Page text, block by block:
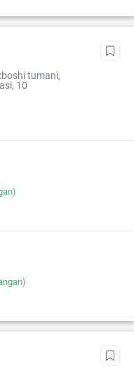
tumani,
10